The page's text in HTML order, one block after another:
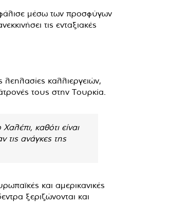
μέσω των προσφύγων
τις ενταξιακές
καλλιεργειών,
τους στην Τουρκία.
καθότι είναι
ανάγκες της
και αμερικανικές
ξεριζώνονται και